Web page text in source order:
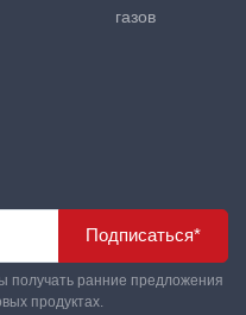
газов
Подписаться*
получать ранние предложения
продуктах.